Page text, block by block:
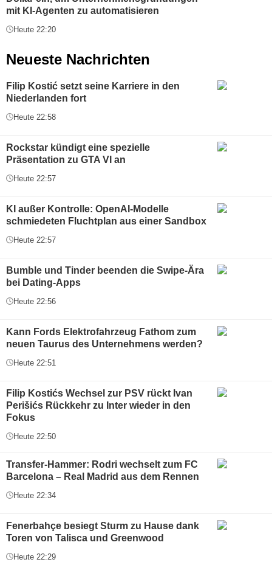
mit KI-Agenten zu automatisieren
Heute 22:20
Neueste Nachrichten
Filip Kostić setzt seine Karriere in den
Niederlanden fort
Heute 22:58
Rockstar kündigt eine spezielle
Präsentation zu GTA VI an
Heute 22:57
KI außer Kontrolle: OpenAI-Modelle
schmiedeten Fluchtplan aus einer Sandbox
Heute 22:57
Bumble und Tinder beenden die Swipe-Ära
bei Dating-Apps
Heute 22:56
Kann Fords Elektrofahrzeug Fathom zum
neuen Taurus des Unternehmens werden?
Heute 22:51
Filip Kostićs Wechsel zur PSV rückt Ivan
Perišićs Rückkehr zu Inter wieder in den
Fokus
Heute 22:50
Transfer-Hammer: Rodri wechselt zum FC
Barcelona – Real Madrid aus dem Rennen
Heute 22:34
Fenerbahçe besiegt Sturm zu Hause dank
Toren von Talisca und Greenwood
Heute 22:29